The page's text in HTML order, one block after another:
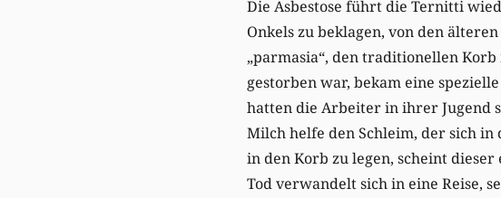
Die Asbestose führt die Ternitti
Onkels zu beklagen, von den
„parmasia“, den traditionellen
gestorben war, bekam eine
hatten die Arbeiter in ihrer Jugend
Milch helfe den Schleim, der sich in
in den Korb zu legen, scheint
Tod verwandelt sich in eine Reise,